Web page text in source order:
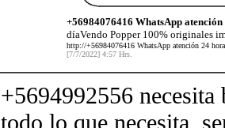
+56984076416 WhatsApp
díaVendo Popper 100% originales
http://+56984076416 WhatsApp atención 24
[7/7/2022] 4:57 Hrs.
+5694992556 necesita
todo lo que necesita,